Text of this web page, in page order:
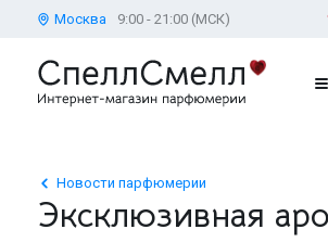
Москва 9:00 - 21:00 (МСК)
Новости парфюмерии
Эксклюзивная